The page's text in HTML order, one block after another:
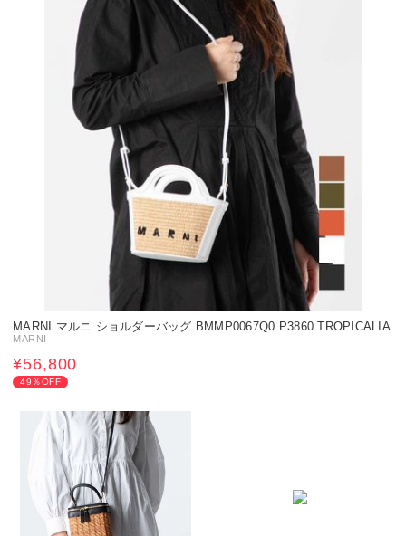
MARNI マルニ ショルダーバッグ BMMP0067Q0 P3860 TROPICALIA
MARNI
¥56,800
49％OFF